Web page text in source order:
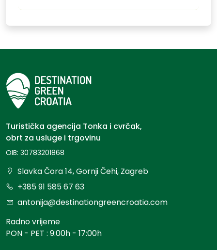
osjeti i
doživi
Turistička agencija Tonka i cvrčak,
obrt za usluge i trgovinu
OIB: 30783201868
Slavka Čora 14, Gornji Čehi, Zagreb
+385 91 585 67 63
antonija@destinationgreencroatia.com
Radno vrijeme
PON - PET : 9:00h - 17:00h